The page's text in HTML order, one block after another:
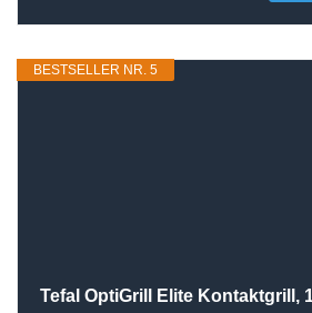
BESTSELLER NR. 5
Tefal OptiGrill Elite Kontaktgrill,